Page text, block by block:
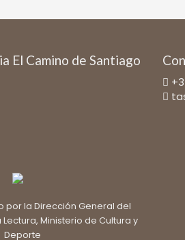
El Camino de Santiago
por la Dirección General del
Ministerio de Cultura y
Deporte